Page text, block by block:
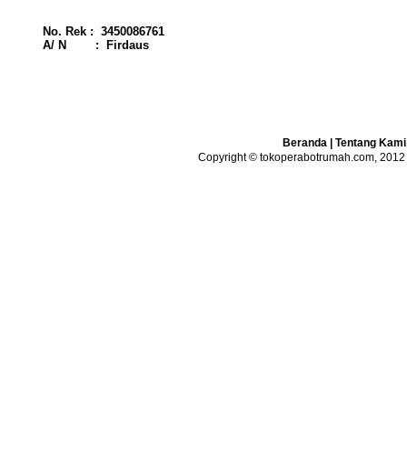
No. Rek : 3450086761
A/ N : Firdaus
Beranda| Tentang Kami
Copyright © tokoperabotrumah.com,